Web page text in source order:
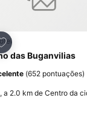
aos
das Buganvilias
(652 pontuações)
a 2.0 km de Centro da